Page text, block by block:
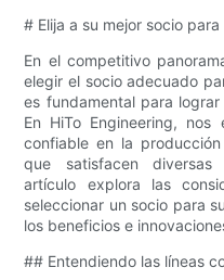
# Elija a su mejor socio
En el competitivo
elegir el socio adecuado
es fundamental para
En HiTo Engineering,
confiable en la
que satisfacen diversas
artículo explora las
seleccionar un socio para
los beneficios e
## Entendiendo las líneas